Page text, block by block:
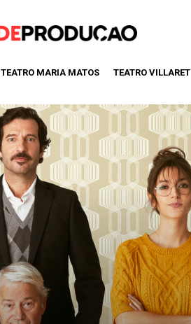
TEATRO MARIA MATOS TEATRO VILLARET